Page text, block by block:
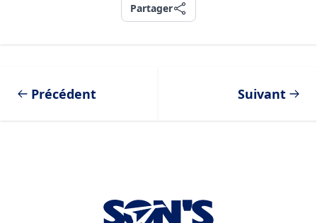
Partager
Partager
Précédent Suivant